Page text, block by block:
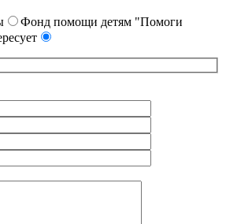
Фонд помощи детям "Помоги